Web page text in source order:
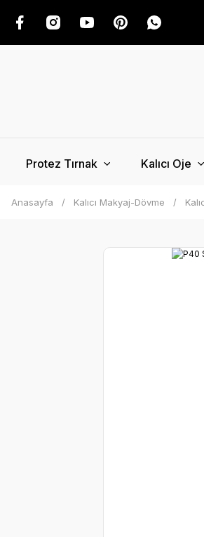
Protez Tırnak Kalıcı Oje
Anasayfa Kalıcı Makyaj-Dövme